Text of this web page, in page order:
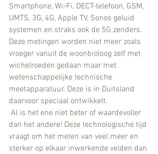
Smartphone, Wi-Fi, DECT-telefoon, GSM,
UMTS, 3G, 4G, Apple TV, Sonos geluid
systemen en straks ook de 5G zenders.
Deze metingen worden niet meer zoals
vroeger vanuit de woonbioloog zelf met
wichelroeden gedaan maar met
wetenschappelijke technische
meetapparatuur. Deze is in Duitsland
daarvoor speciaal ontwikkelt.
dan het andere! Deze technologische tijd
vraagt om het meten van veel meer en
sterker op elkaar inwerkende velden dan